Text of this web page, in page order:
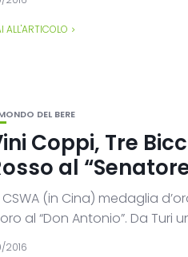
ALL'ARTICOLO
DEL BERE
Coppi, Tre
al
CSWA (in Cina) medaglia
al “Don Antonio”. Da Turi
2016